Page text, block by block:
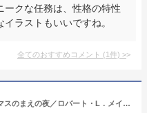
ークな任務は、性格の特性
ラストもいいですね。
全てのおすすめコメント (1件) >
ルドルフ赤鼻のトナカイ クリスマスのまえの夜／ロバート・L．メイ／デンバー・ギレン／中井はるの／子供／絵本【3000円以上送料無料】